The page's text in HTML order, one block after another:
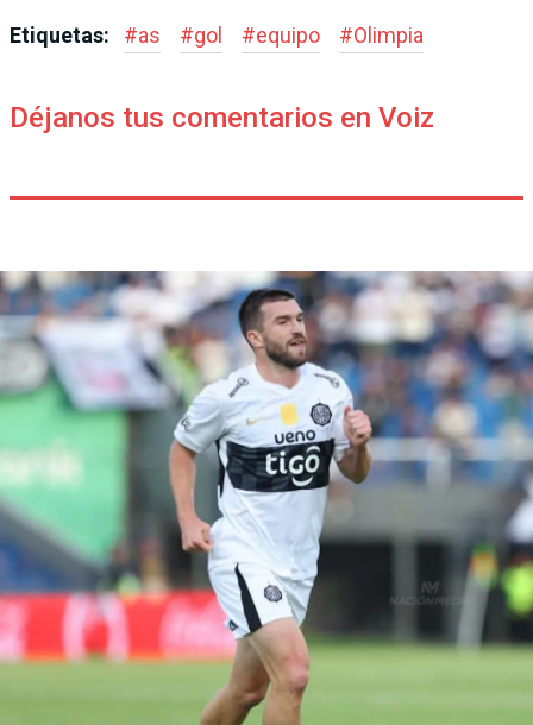
Etiquetas: #as #gol #equipo #Olimpia
Déjanos tus comentarios en Voiz